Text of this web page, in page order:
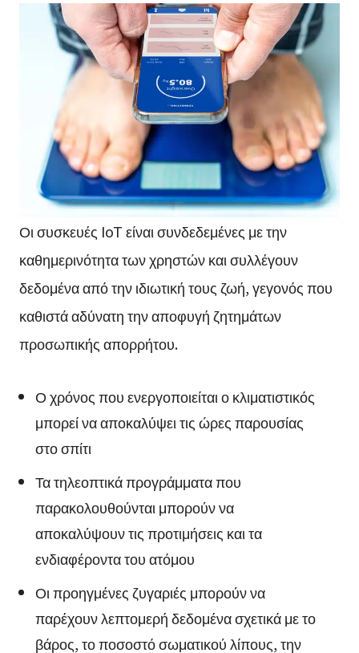
Οι συσκευές IoT είναι συνδεδεμένες με την
καθημερινότητα των χρηστών και συλλέγουν
δεδομένα από την ιδιωτική τους ζωή, γεγονός που
καθιστά αδύνατη την αποφυγή ζητημάτων
προσωπικής απορρήτου.
Ο χρόνος που ενεργοποιείται ο κλιματιστικός
μπορεί να αποκαλύψει τις ώρες παρουσίας
στο σπίτι
Τα τηλεοπτικά προγράμματα που
παρακολουθούνται μπορούν να
αποκαλύψουν τις προτιμήσεις και τα
ενδιαφέροντα του ατόμου
Οι προηγμένες ζυγαριές μπορούν να
παρέχουν λεπτομερή δεδομένα σχετικά με το
βάρος, το ποσοστό σωματικού λίπους, την